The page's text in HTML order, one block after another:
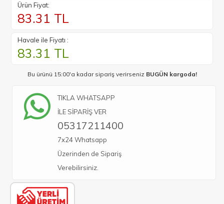
Ürün Fiyat:
83.31 TL
Havale ile Fiyatı :
83.31 TL
Bu ürünü 15:00'a kadar sipariş verirseniz BUGÜN kargoda!
TIKLA WHATSAPP
İLE SİPARİŞ VER
05317211400
7x24 Whatsapp
Üzerinden de Sipariş
Verebilirsiniz.